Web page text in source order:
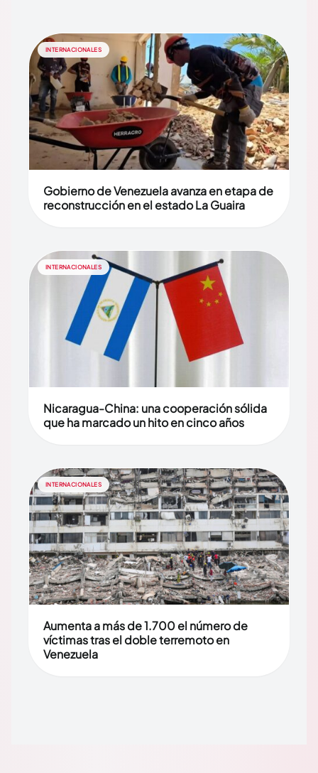
INTERNACIONALES
Gobierno de Venezuela avanza en etapa de
reconstrucción en el estado La Guaira
INTERNACIONALES
Nicaragua-China: una cooperación sólida
que ha marcado un hito en cinco años
INTERNACIONALES
Aumenta a más de 1.700 el número de
víctimas tras el doble terremoto en
Venezuela